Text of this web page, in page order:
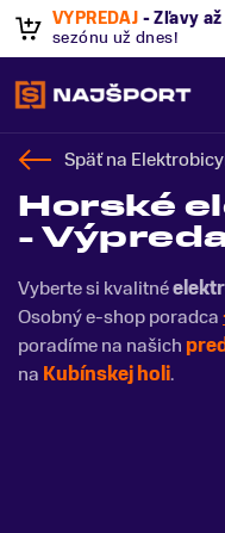
VÝPREDAJ - Zľavy
sezónu už dnes!
Späť na
Horské
-
Vyberte si kvalitné
Osobný e-shop poradca
poradíme na našich
na Kubínskej holi.